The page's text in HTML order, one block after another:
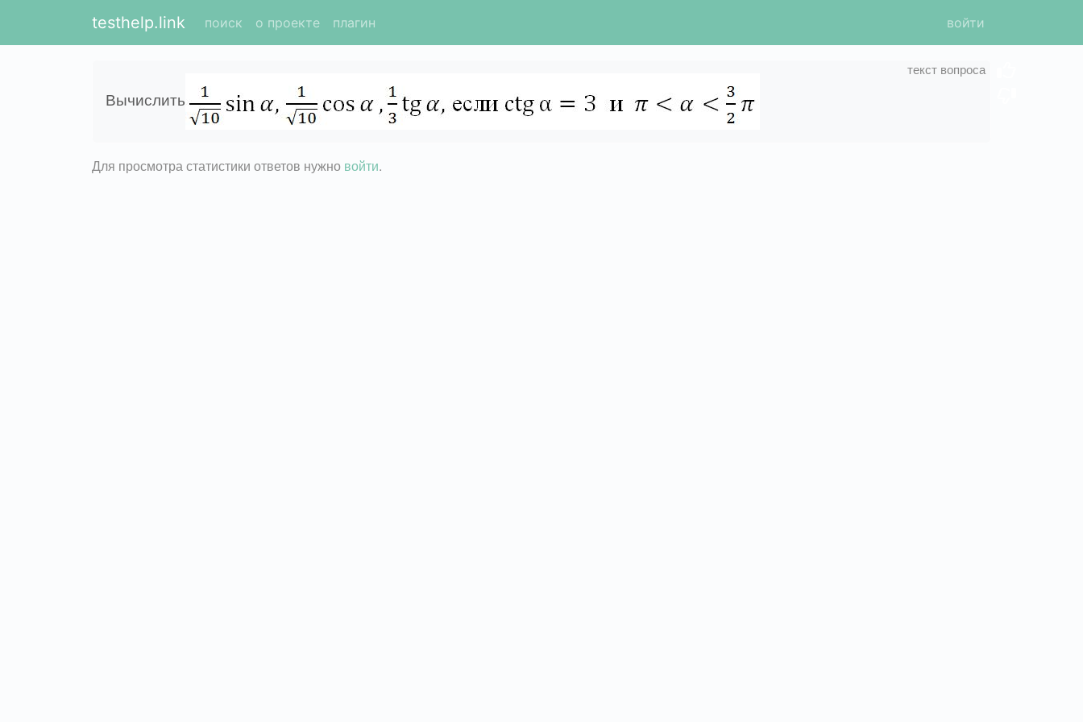
testhelp.link поиск о проекте плагин войти
Вычислить
Для просмотра статистики ответов нужно войти.